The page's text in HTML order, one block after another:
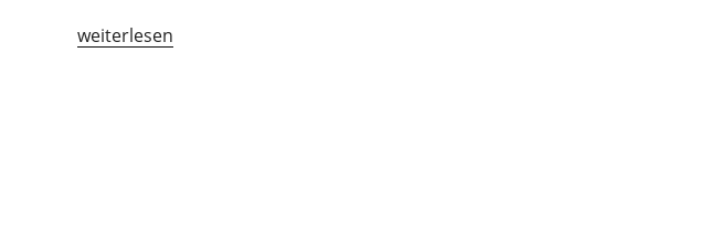
„Costa
weiterlesen